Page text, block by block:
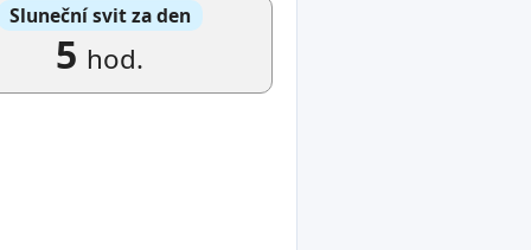
Sluneční svit za den
5 hod.